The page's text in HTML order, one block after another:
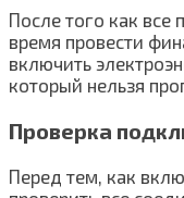
После того как
время провести
включить
который нельзя
Проверка
Перед тем, как